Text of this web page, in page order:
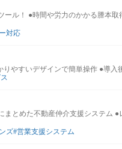
ール！ ●時間や労力のかかる謄本
対応
やすいデザインで簡単操作 ●導
とめた不動産仲介支援システム
ズ 営業支援システム